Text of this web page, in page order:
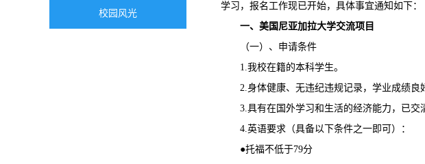
校园风光
学习，报名工作现已开始，具体事宜通知如下：
一、美国尼亚加拉大学交流项目
（一）、申请条件
1.我校在籍的本科学生。
2.身体健康、无违纪违规记录，学业成绩良
3.具有在国外学习和生活的经济能力，已交
4.英语要求（具备以下条件之一即可）：
●托福不低于79分